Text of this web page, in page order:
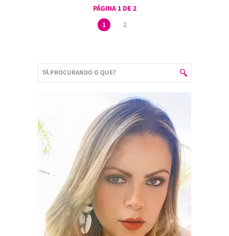
PÁGINA 1 DE 2
1
2